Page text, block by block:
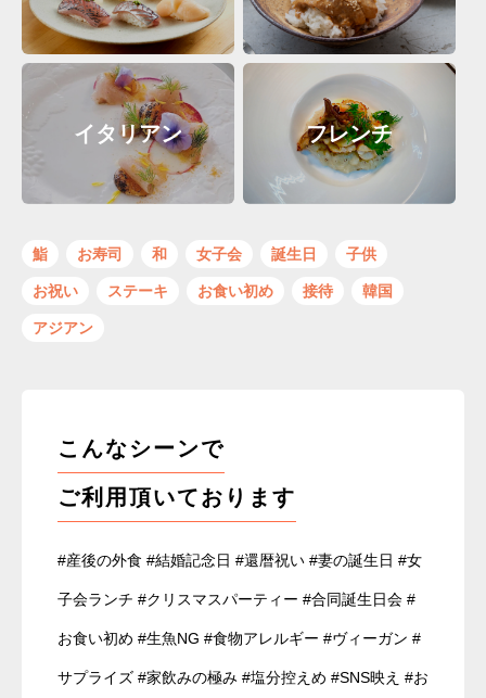
イタリアン フレンチ
鮨 お寿司 和 女子会 誕生日 子供
お祝い ステーキ お食い初め 接待 韓国
アジアン
こんなシーンで
ご利用頂いております
#産後の外食 #結婚記念日 #還暦祝い #妻の誕生日 #女
子会ランチ #クリスマスパーティー #合同誕生日会 #
お食い初め #生魚NG #食物アレルギー #ヴィーガン #
サプライズ #家飲みの極み #塩分控えめ #SNS映え #お